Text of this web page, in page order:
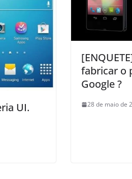
UI.
fabricar o
Google ?
28 de maio de